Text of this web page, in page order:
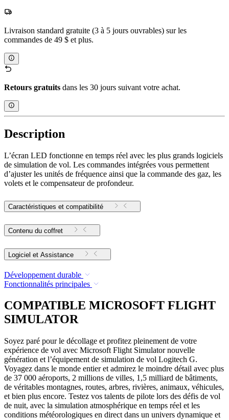
Livraison standard gratuite (3 à 5 jours ouvrables) sur les
commandes de 49 $ et plus.
Retours gratuits dans les 30 jours suivant votre achat.
Description
L’écran LED fonctionne en temps réel avec les plus grands logiciels
de simulation de vol. Les commandes intégrées vous permettent
d’ajuster les unités de fréquence ainsi que la commande des gaz, les
volets et le compensateur de profondeur.
Caractéristiques et compatibilité
Contenu du coffret
Logiciel et Assistance
Développement durable
Fonctionnalités principales
COMPATIBLE MICROSOFT FLIGHT
SIMULATOR
Soyez paré pour le décollage et profitez pleinement de votre
expérience de vol avec Microsoft Flight Simulator nouvelle
génération et l’équipement de simulation de vol Logitech G.
Voyagez dans le monde entier et admirez le moindre détail avec plus
de 37 000 aéroports, 2 millions de villes, 1,5 milliard de bâtiments,
de véritables montagnes, routes, arbres, rivières, animaux, véhicules,
et bien plus encore. Testez vos talents de pilote lors des défis de vol
de nuit, avec la simulation atmosphérique en temps réel et les
conditions météorologiques en direct dans un univers dynamique et